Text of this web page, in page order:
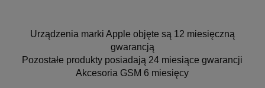
Urządzenia marki Apple objęte są 12 miesięczną
gwarancją
Pozostałe produkty posiadają 24 miesiące gwarancji
Akcesoria GSM 6 miesięcy